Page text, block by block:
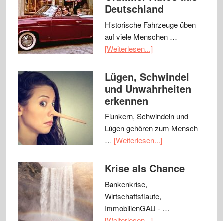
Deutschland
Historische Fahrzeuge üben
auf viele Menschen …
[Weiterlesen...]
Lügen, Schwindel
und Unwahrheiten
erkennen
Flunkern, Schwindeln und
Lügen gehören zum Mensch
… [Weiterlesen...]
Krise als Chance
Bankenkrise,
Wirtschaftsflaute,
ImmobilienGAU - …